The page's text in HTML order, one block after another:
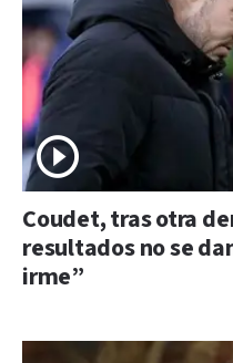
Coudet, tras otra
resultados no se
irme”